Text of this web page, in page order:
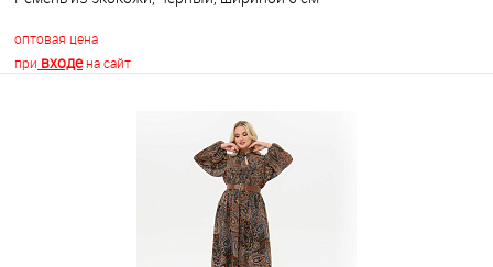
оптовая цена
при входена сайт
В корзину